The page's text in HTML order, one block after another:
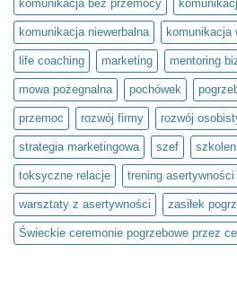
ramach
olimpiady
Zwolnieni
z
Teorii
komunikacja bez przemocy
komunikacja niewerbalna komunikacja
life coaching marketing mentoring
mowa pożegnalna pochówek
przemoc rozwój firmy rozwój
strategia marketingowa szef
toksyczne relacje trening asertywności
warsztaty z asertywności zasiłek
Świeckie ceremonie pogrzebowe przez